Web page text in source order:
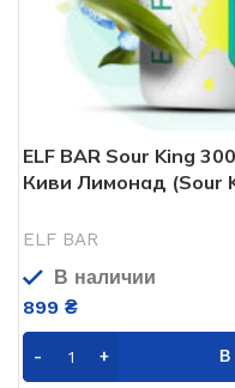
ELF BAR Sour King
Киви Лимонад (Sour
ELF BAR
В наличии
899 ₴
В